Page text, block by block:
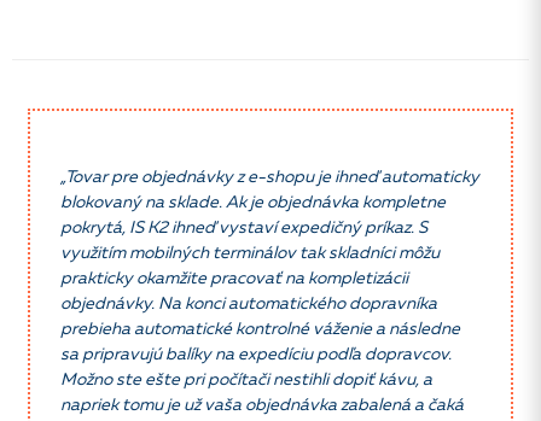
„Tovar pre objednávky z e-shopu je ihneď automaticky
blokovaný na sklade. Ak je objednávka kompletne
pokrytá, IS K2 ihneď vystaví expedičný príkaz. S
využitím mobilných terminálov tak skladníci môžu
prakticky okamžite pracovať na kompletizácii
objednávky. Na konci automatického dopravníka
prebieha automatické kontrolné váženie a následne
sa pripravujú balíky na expedíciu podľa dopravcov.
Možno ste ešte pri počítači nestihli dopiť kávu, a
napriek tomu je už vaša objednávka zabalená a čaká